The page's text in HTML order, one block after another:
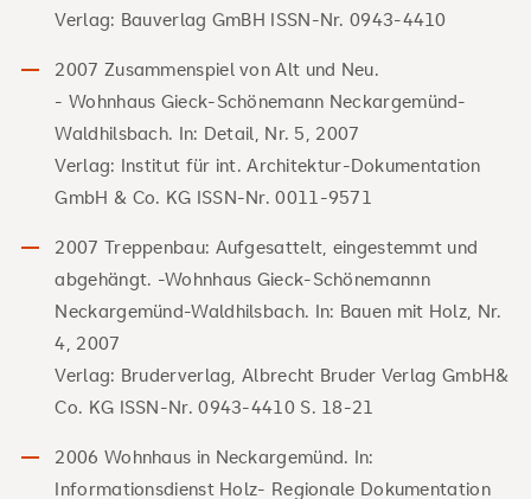
Verlag: Bauverlag GmBH ISSN-Nr. 0943-4410
2007 Zusammenspiel von Alt und Neu.
- Wohnhaus Gieck-Schönemann Neckargemünd-
Waldhilsbach. In: Detail, Nr. 5, 2007
Verlag: Institut für int. Architektur-Dokumentation
GmbH & Co. KG ISSN-Nr. 0011-9571
2007 Treppenbau: Aufgesattelt, eingestemmt und
abgehängt. -Wohnhaus Gieck-Schönemannn
Neckargemünd-Waldhilsbach. In: Bauen mit Holz, Nr.
4, 2007
Verlag: Bruderverlag, Albrecht Bruder Verlag GmbH&
Co. KG ISSN-Nr. 0943-4410 S. 18-21
2006 Wohnhaus in Neckargemünd. In:
Informationsdienst Holz- Regionale Dokumentation